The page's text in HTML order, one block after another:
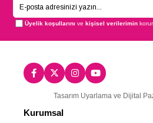
Üyelik koşullarını vekişisel verilerimin
Tasarım Uyarlama ve Dijital
Kurumsal